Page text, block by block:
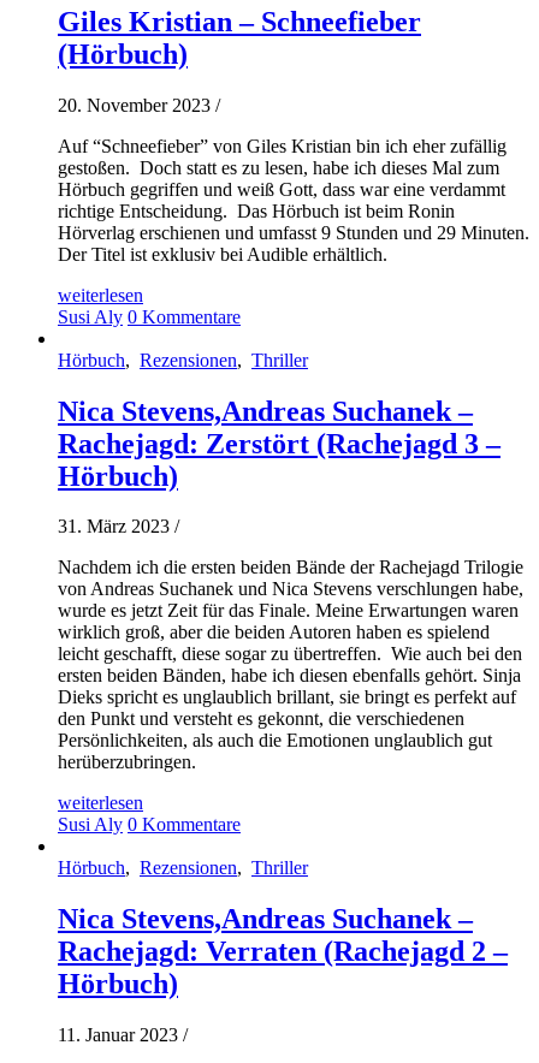
Giles Kristian – Schneefieber
(Hörbuch)
20. November 2023 /
Auf “Schneefieber” von Giles Kristian bin ich eher zufällig
gestoßen. Doch statt es zu lesen, habe ich dieses Mal zum
Hörbuch gegriffen und weiß Gott, dass war eine verdammt
richtige Entscheidung. Das Hörbuch ist beim Ronin
Hörverlag erschienen und umfasst 9 Stunden und 29 Minuten.
Der Titel ist exklusiv bei Audible erhältlich.
weiterlesen
Susi Aly 0 Kommentare
Hörbuch, Rezensionen, Thriller
Nica Stevens,Andreas Suchanek –
Rachejagd: Zerstört (Rachejagd 3 –
Hörbuch)
31. März 2023 /
Nachdem ich die ersten beiden Bände der Rachejagd Trilogie
von Andreas Suchanek und Nica Stevens verschlungen habe,
wurde es jetzt Zeit für das Finale. Meine Erwartungen waren
wirklich groß, aber die beiden Autoren haben es spielend
leicht geschafft, diese sogar zu übertreffen. Wie auch bei den
ersten beiden Bänden, habe ich diesen ebenfalls gehört. Sinja
Dieks spricht es unglaublich brillant, sie bringt es perfekt auf
den Punkt und versteht es gekonnt, die verschiedenen
Persönlichkeiten, als auch die Emotionen unglaublich gut
herüberzubringen.
weiterlesen
Susi Aly 0 Kommentare
Hörbuch, Rezensionen, Thriller
Nica Stevens,Andreas Suchanek –
Rachejagd: Verraten (Rachejagd 2 –
Hörbuch)
11. Januar 2023 /